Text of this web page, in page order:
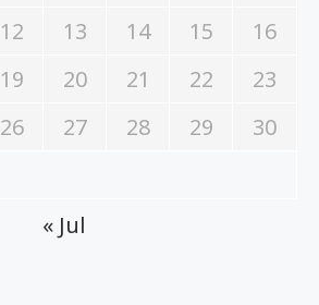
12 13 14 15
16
19 20 21 22
23
26 27 28 29
30
« Jul